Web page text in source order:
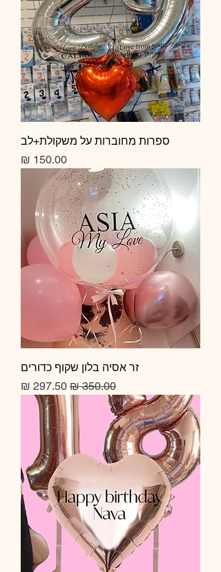
ספרות מחוברות על משקולת+לב
מחיר
זר אסיה בלון שקוף כדורים
מחיר רגיל מחיר מבצע